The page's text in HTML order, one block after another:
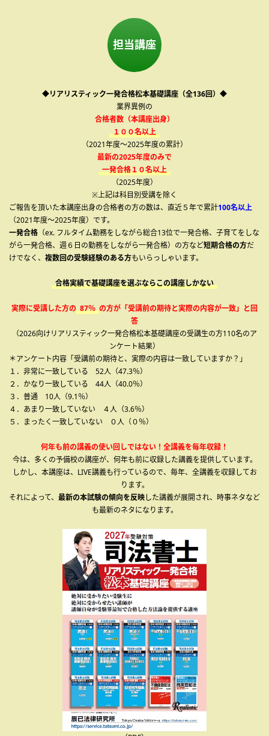
担当講座
◆リアリスティック一発合格松本基礎講座（全136回）◆
業界異例の
合格者数（本講座出身）
１００名以上
（2021年度～2025年度の累計）
最新の2025年度のみで
一発合格１０名以上
（2025年度）
※上記は科目別受講を除く
ご報告を頂いた本講座出身の合格者の方の数は、直近５年で累計100名以上
（2021年度～2025年度）です。
一発合格 （ex. フルタイム勤務をしながら総合13位で一発合格、子育てをしな
がら一発合格、週６日の勤務をしながら一発合格）の方など短期合格の方だ
けでなく、 複数回の受験経験のある方もいらっしゃいます。
合格実績で基礎講座を選ぶならこの講座しかない
実際に受講した方の 87％ の方が「受講前の期待と実際の内容が一致」と回
答
（2026向けリアリスティック一発合格松本基礎講座の受講生の方110名のア
ンケート結果）
＊アンケート内容「受講前の期待と、実際の内容は一致していますか？」
１．非常に一致している 52人（47.3％）
２．かなり一致している 44人（40.0％）
３．普通 10人（9.1％）
４．あまり一致していない ４人（3.6％）
５．まったく一致していない ０人（０％）
何年も前の講義の使い回しではない！全講義を毎年収録！
今は、多くの予備校の講座が、何年も前に収録した講義を提供しています。
しかし、本講座は、LIVE講義も行っているので、毎年、全講義を収録してお
ります。
それによって、 最新の本試験の傾向を反映した講義が展開され、時事ネタなど
も最新のネタになります。